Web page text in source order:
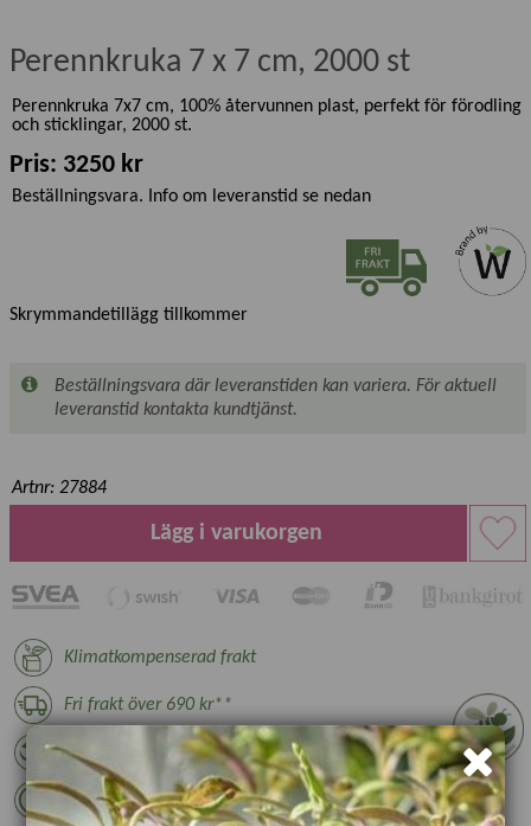
Perennkruka 7 x 7 cm, 2000 st
Perennkruka 7x7 cm, 100% återvunnen plast, perfekt för förodling
och sticklingar, 2000 st.
Pris: 3250 kr
Beställningsvara. Info om leveranstid se nedan
Skrymmandetillägg tillkommer
Beställningsvara där leveranstiden kan variera. För aktuell
leveranstid kontakta kundtjänst.
Artnr: 27884
Lägg i varukorgen
Klimatkompenserad frakt
Fri frakt över 690 kr**
14 dagars returrätt*
30 dagars öppet köp*